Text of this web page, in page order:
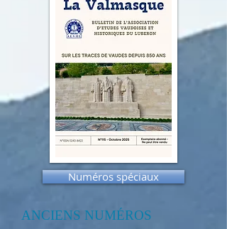
Numéros spéciaux
ANCIENS NUMÉROS